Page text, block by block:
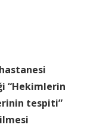
“Hekimlerin
tespiti”